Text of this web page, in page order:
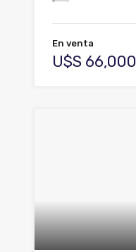
En venta
U$S 66,000